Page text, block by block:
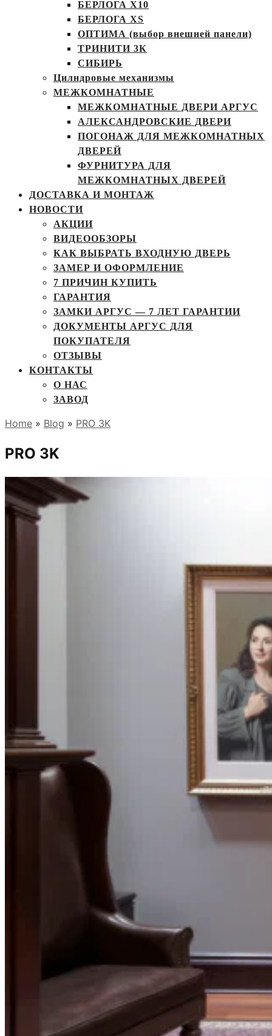
БЕРЛОГА Х10
БЕРЛОГА XS
ОПТИМА (выбор внешней панели)
ТРИНИТИ 3К
СИБИРЬ
Цилндровые механизмы
МЕЖКОМНАТНЫЕ
МЕЖКОМНАТНЫЕ ДВЕРИ АРГУС
АЛЕКСАНДРОВСКИЕ ДВЕРИ
ПОГОНАЖ ДЛЯ МЕЖКОМНАТНЫХ
ДВЕРЕЙ
ФУРНИТУРА ДЛЯ
МЕЖКОМНАТНЫХ ДВЕРЕЙ
ДОСТАВКА И МОНТАЖ
НОВОСТИ
АКЦИИ
ВИДЕООБЗОРЫ
КАК ВЫБРАТЬ ВХОДНУЮ ДВЕРЬ
ЗАМЕР И ОФОРМЛЕНИЕ
7 ПРИЧИН КУПИТЬ
ГАРАНТИЯ
ЗАМКИ АРГУС — 7 ЛЕТ ГАРАНТИИ
ДОКУМЕНТЫ АРГУС ДЛЯ
ПОКУПАТЕЛЯ
ОТЗЫВЫ
КОНТАКТЫ
О НАС
ЗАВОД
Home » Blog » PRO 3K
PRO 3K